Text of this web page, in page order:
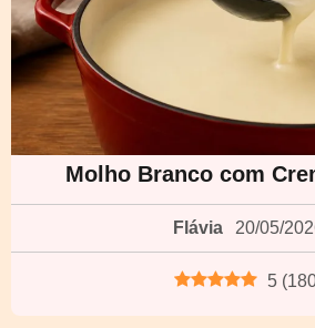
Molho Branco com
Flávia 20/05/
5 (